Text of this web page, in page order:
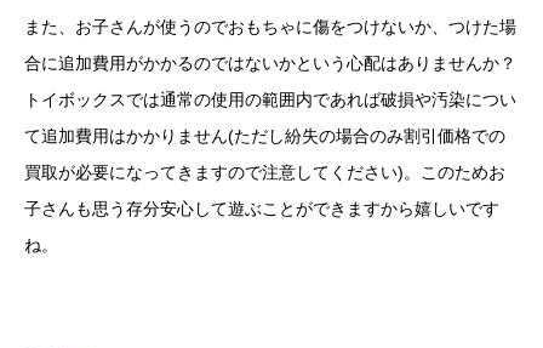
また、お子さんが使うのでおもちゃに傷をつけないか、つけた場
合に追加費用がかかるのではないかという心配はありませんか？
トイボックスでは通常の使用の範囲内であれば破損や汚染につい
て追加費用はかかりません(ただし紛失の場合のみ割引価格での
買取が必要になってきますので注意してください)。このためお
子さんも思う存分安心して遊ぶことができますから嬉しいです
ね。